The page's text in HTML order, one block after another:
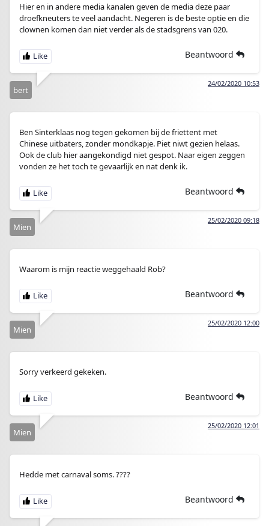
Hier en in andere media kanalen geven de media deze paar
droefkneuters te veel aandacht. Negeren is de beste optie en die
clownen komen dan niet verder als de stadsgrens van 020.
Beantwoord
24/02/2020 10:53
bert
Ben Sinterklaas nog tegen gekomen bij de friettent met
Chinese uitbaters, zonder mondkapje. Piet niwt gezien helaas.
Ook de club hier aangekondigd niet gespot. Naar eigen zeggen
vonden ze het toch te gevaarlijk en nat denk ik.
Beantwoord
25/02/2020 09:18
Mien
Waarom is mijn reactie weggehaald Rob?
Beantwoord
25/02/2020 12:00
Mien
Sorry verkeerd gekeken.
Beantwoord
25/02/2020 12:01
Mien
Hedde met carnaval soms. ????
Beantwoord